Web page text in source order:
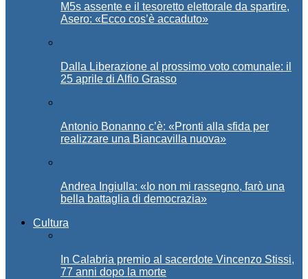
M5s assente e il tesoretto elettorale da spartire,
Asero: «Ecco cos’è accaduto»
Dalla Liberazione al prossimo voto comunale: il
25 aprile di Alfio Grasso
Antonio Bonanno c’è: «Pronti alla sfida per
realizzare una Biancavilla nuova»
Andrea Ingiulla: «Io non mi rassegno, farò una
bella battaglia di democrazia»
Cultura
In Calabria premio al sacerdote Vincenzo Stissi,
77 anni dopo la morte